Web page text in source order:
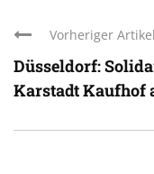
Vorheriger Artikel
Düsseldorf:
Karstadt Kaufhof